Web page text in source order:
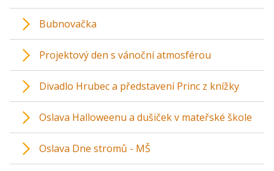
Bubnovačka
Projektový den s vánoční atmosférou
Divadlo Hrubec a představení Princ z knížky
Oslava Halloweenu a dušiček v mateřské škole
Oslava Dne stromů - MŠ